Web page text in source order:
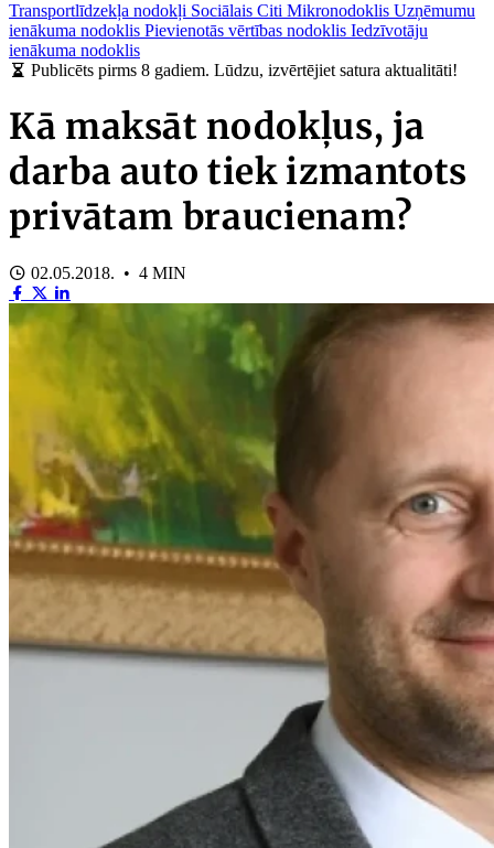
Transportlīdzekļa nodokļi Sociālais Citi Mikronodoklis Uzņēmumu
ienākuma nodoklis Pievienotās vērtības nodoklis Iedzīvotāju
ienākuma nodoklis
Publicēts pirms 8 gadiem. Lūdzu, izvērtējiet satura aktualitāti!
Kā maksāt nodokļus, ja
darba auto tiek izmantots
privātam braucienam?
02.05.2018. • 4 MIN